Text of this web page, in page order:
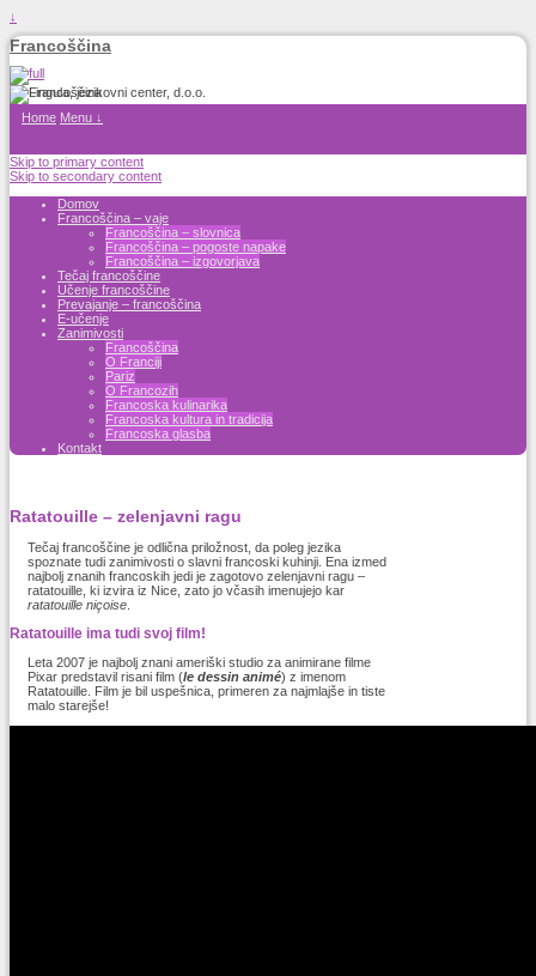
↓
Francoščina
Home Menu ↓
Skip to primary content
Skip to secondary content
Domov
Francoščina – vaje
Francoščina – slovnica
Francoščina – pogoste napake
Francoščina – izgovorjava
Tečaj francoščine
Učenje francoščine
Prevajanje – francoščina
E-učenje
Zanimivosti
Francoščina
O Franciji
Pariz
O Francozih
Francoska kulinarika
Francoska kultura in tradicija
Francoska glasba
Kontakt
Ratatouille – zelenjavni ragu
Tečaj francoščine je odlična priložnost, da poleg jezika
spoznate tudi zanimivosti o slavni francoski kuhinji. Ena izmed
najbolj znanih francoskih jedi je zagotovo zelenjavni ragu –
ratatouille, ki izvira iz Nice, zato jo včasih imenujejo kar
ratatouille niçoise
Ratatouille ima tudi svoj film!
Leta 2007 je najbolj znani ameriški studio za animirane filme
Pixar predstavil risani film (le dessin animé) z imenom
Ratatouille. Film je bil uspešnica, primeren za najmlajše in tiste
malo starejše!